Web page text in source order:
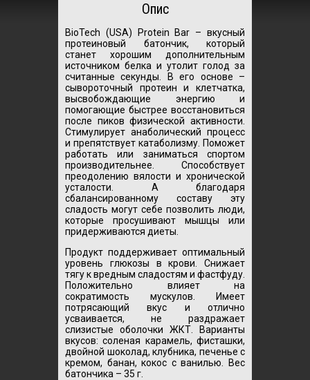
Опис
BioTech (USA) Protein Bar – вкусный
протеиновый батончик, который
станет хорошим дополнительным
источником белка и утолит голод за
считанные секунды. В его основе –
сывороточный протеин и клетчатка,
высвобождающие энергию и
помогающие быстрее восстановиться
после пиков физической активности.
Стимулирует анаболический процесс
и препятствует катаболизму. Поможет
работать или заниматься спортом
производительнее. Способствует
преодолению вялости и хронической
усталости. А благодаря
сбалансированному составу эту
сладость могут себе позволить люди,
которые просушивают мышцы или
придерживаются диеты.
Продукт поддерживает оптимальный
уровень глюкозы в крови. Снижает
тягу к вредным сладостям и фастфуду.
Положительно влияет на
сократимость мускулов. Имеет
потрясающий вкус и отлично
усваивается, не раздражает
слизистые оболочки ЖКТ. Варианты
вкусов: соленая карамель, фисташки,
двойной шоколад, клубника, печенье с
кремом, банан, кокос с ванилью. Вес
батончика – 35 г.